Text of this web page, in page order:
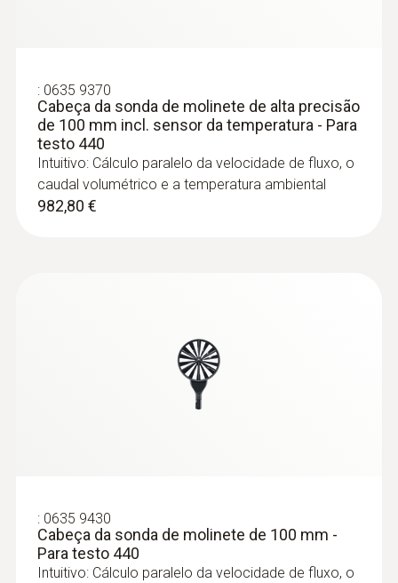
Sonda de temperatura e humidade de
alta precisão (digital) – com Bluetooth®
667,80 €
: 0635 9370
Cabeça da sonda de molinete de alta precisão
de 100 mm incl. sensor da temperatura - Para
testo 440
Intuitivo: Cálculo paralelo da velocidade de fluxo, o
caudal volumétrico e a temperatura ambiental
982,80 €
: 0635 9430
Cabeça da sonda de molinete de 100 mm -
Para testo 440
Intuitivo: Cálculo paralelo da velocidade de fluxo, o